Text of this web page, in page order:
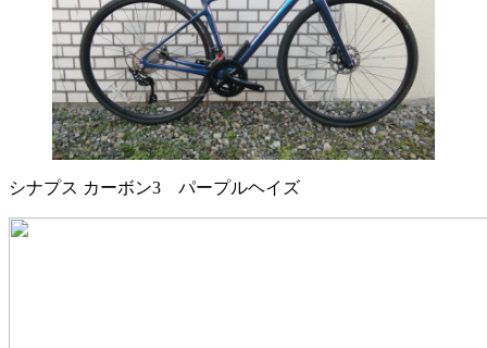
シナプス カーボン3 パープルヘイズ